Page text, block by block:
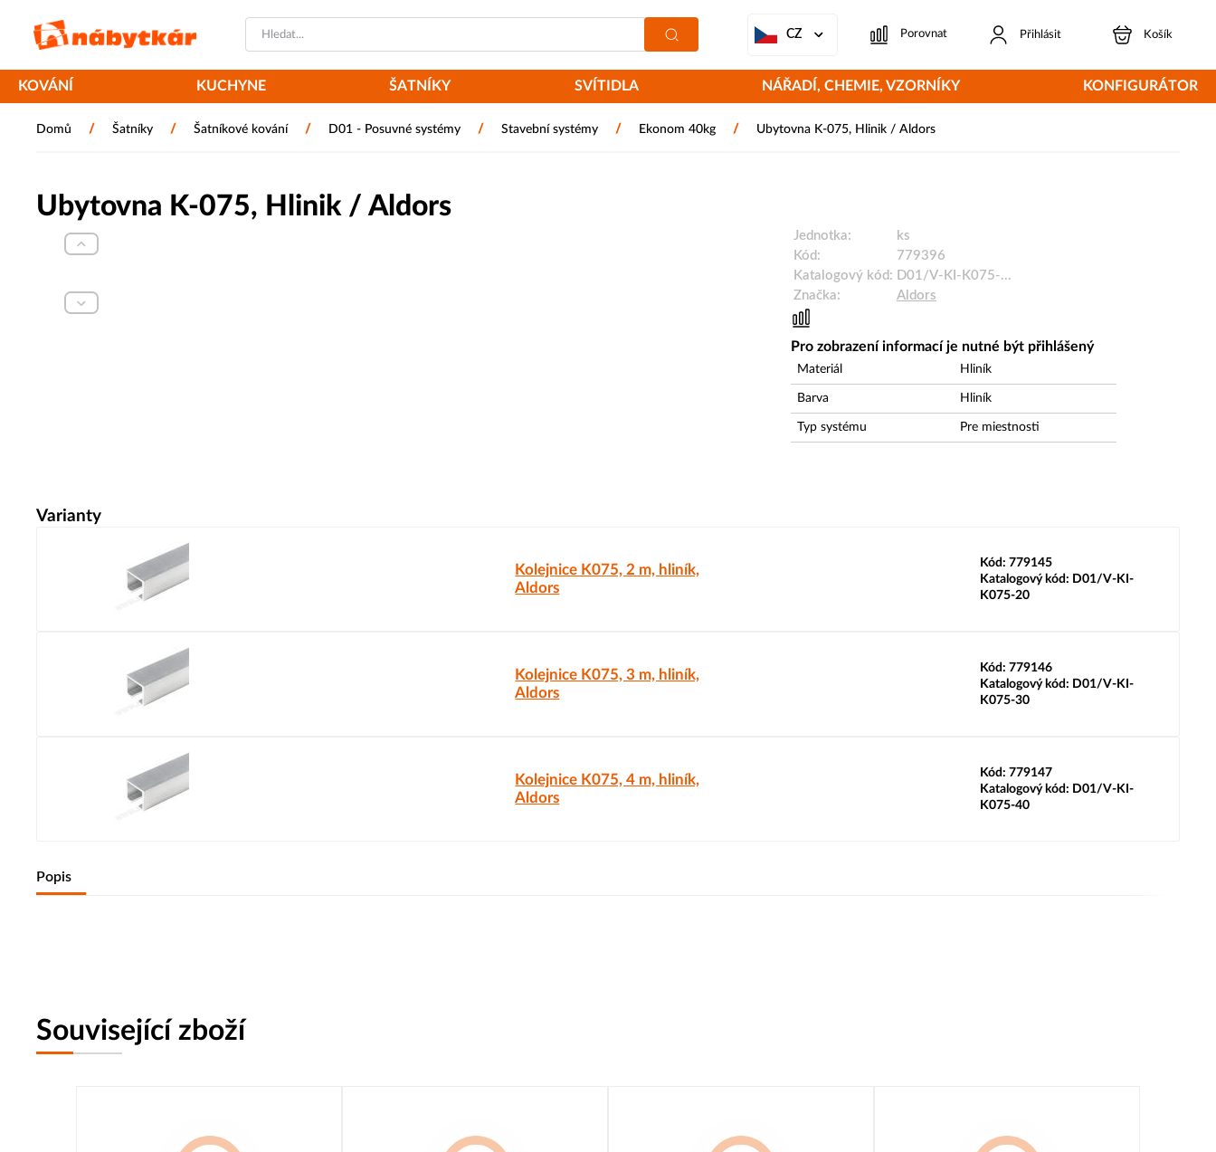
CZ Porovnat Přihlásit Košík
KOVÁNÍ KUCHYNE ŠATNÍKY SVÍTIDLA NÁŘADÍ, CHEMIE, VZORNÍKY KONFIGURÁTOR
Domů / Šatníky / Šatníkové kování / D01 - Posuvné systémy / Stavební systémy / Ekonom 40kg / Ubytovna K-075, Hlinik / Aldors
Ubytovna K-075, Hlinik / Aldors
Jednotka:
ks
Kód:
779396
Katalogový kód: D01/V-KI-K075-...
Značka:
Aldors
Pro zobrazení informací je nutné být přihlášený
Materiál Hliník
Barva Hliník
Typ systému Pre miestnosti
Varianty
Kolejnice K075, 2 m, hliník,
Aldors
Kód: 779145
Katalogový kód: D01/V-KI-
K075-20
Kolejnice K075, 3 m, hliník,
Aldors
Kód: 779146
Katalogový kód: D01/V-KI-
K075-30
Kolejnice K075, 4 m, hliník,
Aldors
Kód: 779147
Katalogový kód: D01/V-KI-
K075-40
Popis
Související zboží